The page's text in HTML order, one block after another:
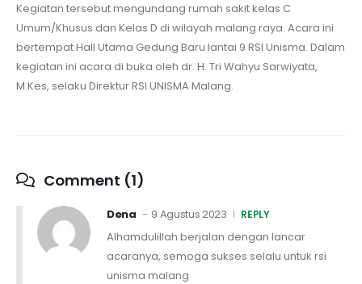
Kegiatan tersebut mengundang rumah sakit kelas C
Umum/Khusus dan Kelas D di wilayah malang raya. Acara ini
bertempat Hall Utama Gedung Baru lantai 9 RSI Unisma. Dalam
kegiatan ini acara di buka oleh dr. H. Tri Wahyu Sarwiyata,
M.Kes, selaku Direktur RSI UNISMA Malang.
Comment (1)
Dena 9 Agustus 2023 REPLY
Alhamdulillah berjalan dengan lancar
acaranya, semoga sukses selalu untuk rsi
unisma malang